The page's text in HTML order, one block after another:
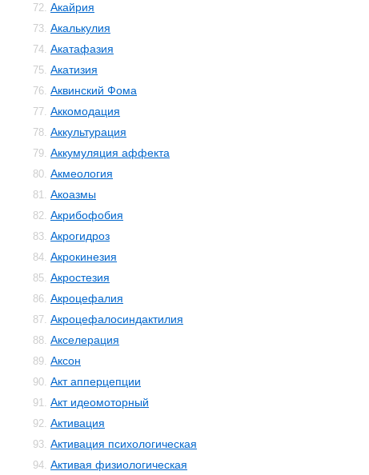
72. Акайрия
73. Акалькулия
74. Акатафазия
75. Акатизия
76. Аквинский Фома
77. Аккомодация
78. Аккультурация
79. Аккумуляция аффекта
80. Акмеология
81. Акоазмы
82. Акрибофобия
83. Акрогидроз
84. Акрокинезия
85. Акростезия
86. Акроцефалия
87. Акроцефалосиндактилия
88. Акселерация
89. Аксон
90. Акт апперцепции
91. Акт идеомоторный
92. Активация
93. Активация психологическая
94. Активая физиологическая